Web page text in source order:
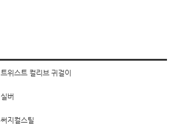
트위스트 컬리브 귀걸이
실버
써지컬스틸